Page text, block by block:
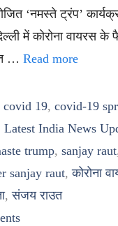
‘नमस्ते ट्रंप’
में कोरोना वायरस
… Read more
covid 19, covid-19
Latest India News
trump, sanjay raut
sanjay raut,कोरोना
,संजय राउत